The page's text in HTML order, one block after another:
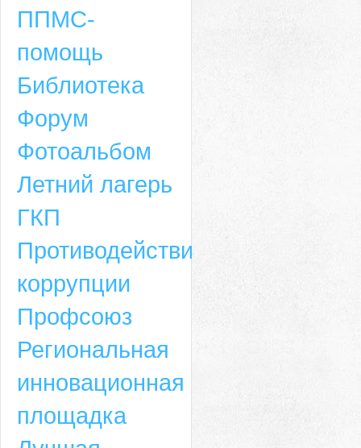
Адрес
6-49, электронный адрес: aja_70@mail.ru
ППМС-
помощь
Библиотека
Форум
Фотоальбом
Летний лагерь
ГКП
Противодействие
коррупции
Профсоюз
Региональная
инновационная
площадка